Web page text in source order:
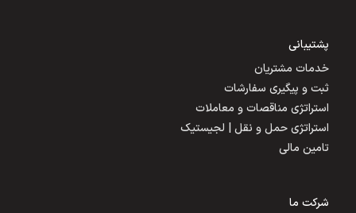
پشتیبانی
خدمات مشتریان
ثبت و پیگیری سفارشات
استراتژی مناقصات و معاملات
استراتژی حمل و نقل | لجیستیک
تامین مالی
شرکت ما